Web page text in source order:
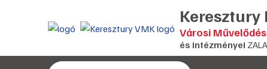
Keresztury
Városi
és intézményei